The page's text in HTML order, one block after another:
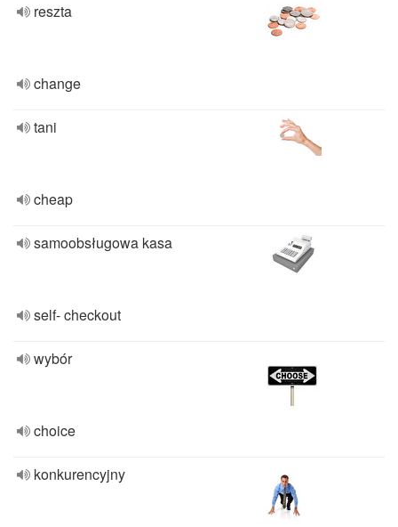
reszta
change
tani
cheap
samoobsługowa kasa
self- checkout
wybór
choice
konkurencyjny